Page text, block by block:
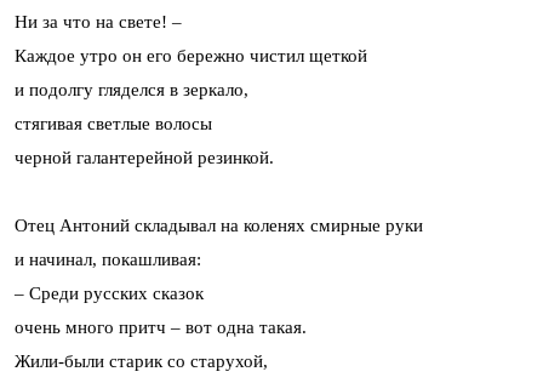
Ни за что на свете! –
Каждое утро он его бережно чистил щеткой
и подолгу гляделся в зеркало,
стягивая светлые волосы
черной галантерейной резинкой.
Отец Антоний складывал на коленях смирные руки
и начинал, покашливая:
– Среди русских сказок
очень много притч – вот одна такая.
Жили-были старик со старухой,